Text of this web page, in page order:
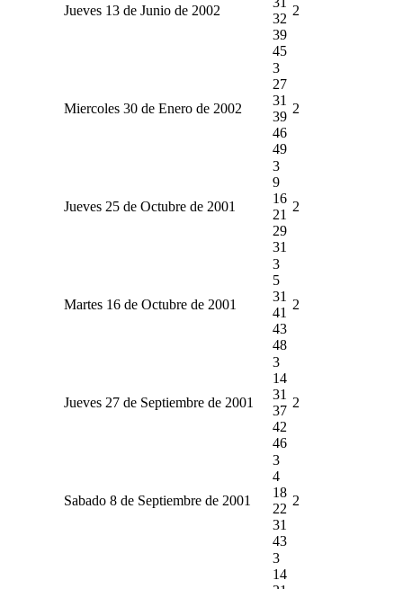
Jueves 13 de Junio de 2002
32
39
45
2
Miercoles 30 de Enero de 2002
3
27
31
39
46
49
2
Jueves 25 de Octubre de 2001
3
9
16
21
29
31
2
Martes 16 de Octubre de 2001
3
5
31
41
43
48
2
Jueves 27 de Septiembre de 2001
3
14
31
37
42
46
2
Sabado 8 de Septiembre de 2001
3
4
18
22
31
43
2
3
14